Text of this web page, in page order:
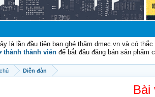
là lần đầu tiên bạn ghé thăm dmec.vn và có
thành thành viên để bắt đầu đăng bán sản phẩm
Diễn đàn
Bài